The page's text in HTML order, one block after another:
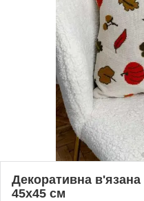
Декоративна
45х45 см